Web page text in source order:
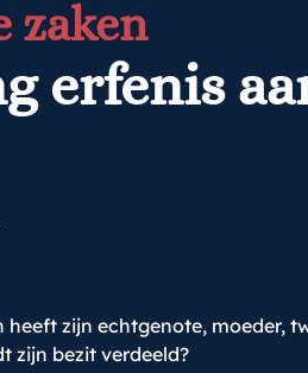
zaken
erfenis
heeft zijn echtgenote, moeder,
zijn bezit verdeeld?